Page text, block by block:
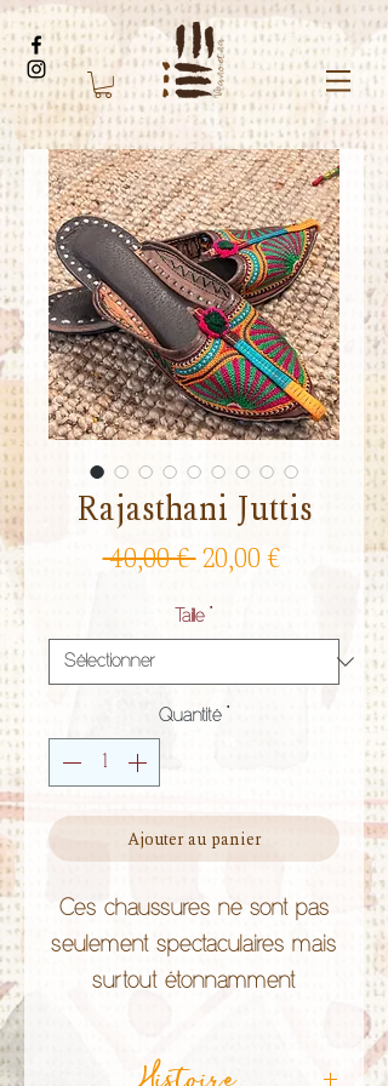
Rajasthani Juttis
40,00 € Prix
20,00 €Prix
Taille
Quantité
Ajouter au panier
Ces chaussures ne sont pas
seulement spectaculaires mais
surtout étonnamment
conçu à la main au Rajasthan